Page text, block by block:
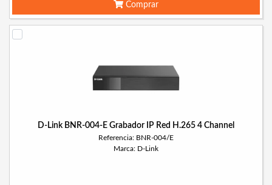
Comprar
D-Link BNR-004-E Grabador IP Red H.265 4 Channel
Referencia: BNR-004/E
Marca: D-Link